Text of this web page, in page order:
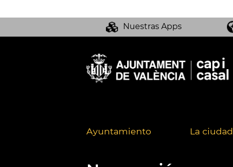
Nuestras Apps
Ayuntamiento La ciudad